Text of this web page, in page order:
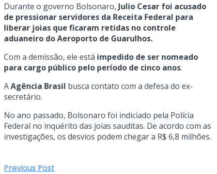
Durante o governo Bolsonaro, Julio Cesar foi acusado
de pressionar servidores da Receita Federal para
liberar joias que ficaram retidas no controle
aduaneiro do Aeroporto de Guarulhos.
Com a demissão, ele está impedido de ser nomeado
para cargo público pelo período de cinco anos.
AAgência Brasil busca contato com a defesa do ex-
secretário.
No ano passado, Bolsonaro foi indiciado pela Polícia
Federal no inquérito das joias sauditas. De acordo com as
investigações, os desvios podem chegar a R$ 6,8 milhões.
Previous Post